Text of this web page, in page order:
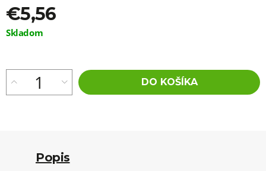
€5,56
Jednotková
Skladom
DO KOŠÍKA
Popis